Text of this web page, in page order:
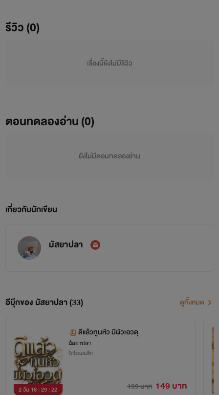
รีวิว (0)
เรื่องนี้ยังไม่มีรีวิว
ตอนทดลองอ่าน (0)
ยังไม่มีตอนทดลองอ่าน
เกี่ยวกับนักเขียน
มัสยาปลา
อีบุ๊กของ มัสยาปลา (33) ดูทั้งหมด
2 วัน 18 : 29 : 22
ดีแล้วทูนหัว มีผัวเอวดุ
มัสยาปลา
รักโรแมนติก
199 บาท 149 บาท